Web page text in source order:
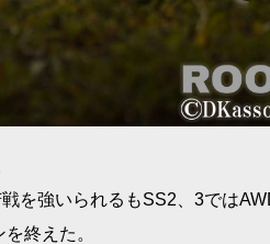
を強いられるもSS2、3では
終えた。